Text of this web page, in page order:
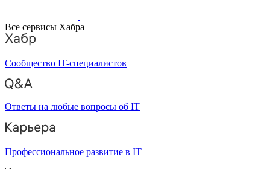
Все сервисы Хабра
Сообщество IT-специалистов
Ответы на любые вопросы об IT
Профессиональное развитие в IT